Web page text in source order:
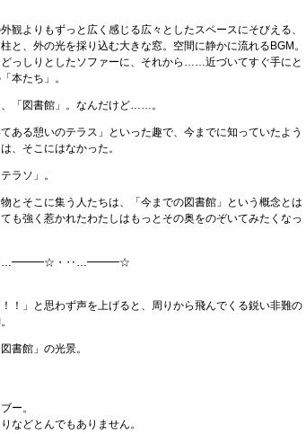
観よりもずっと広く感じる広々としたスペースにそびえる、
、外の光を採り込む大きな窓。空間に静かに流れるBGM。
っしりとしたソファーに、それから……近づいてすぐ手にと
本たち」。
「図書館」。なんだけど……。
ある憩いのテラス」といった趣で、今までに知っていたよう
、そこにはなかった。
ラソ」。
とそこに集う人たちは、「今までの図書館」という概念とは
も強く惹かれたわたしはもっとその奥をのぞいてみたくなっ
・‥…━━━☆
！」と思わず声を上げると、周りから飛んでくる鋭い非難の
書館」の光景。
ー。
などとんでもありません。